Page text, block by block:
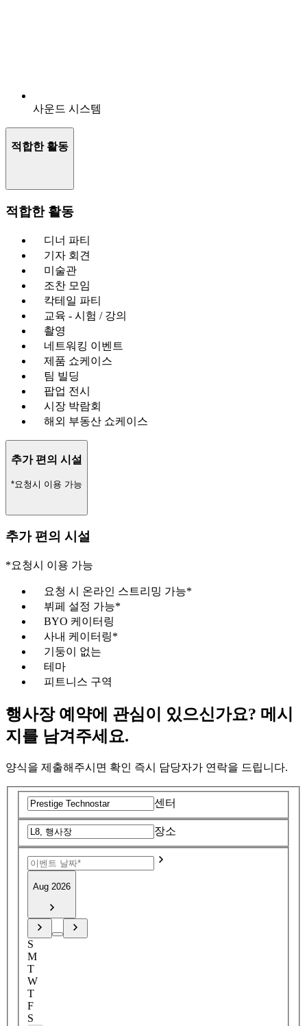
사운드 시스템
적합한 활동
적합한 활동
디너 파티
기자 회견
미술관
조찬 모임
칵테일 파티
교육 - 시험 / 강의
촬영
네트워킹 이벤트
제품 쇼케이스
팀 빌딩
팝업 전시
시장 박람회
해외 부동산 쇼케이스
추가 편의 시설
*요청시 이용 가능
추가 편의 시설
*요청시 이용 가능
요청 시 온라인 스트리밍 가능*
뷔페 설정 가능*
BYO 케이터링
사내 케이터링*
기둥이 없는
테마
피트니스 구역
행사장 예약에 관심이 있으신가요? 메시
지를 남겨주세요.
양식을 제출해주시면 확인 즉시 담당자가 연락을 드립니다.
센터
장소
Aug 2026
S
M
T
W
T
F
S